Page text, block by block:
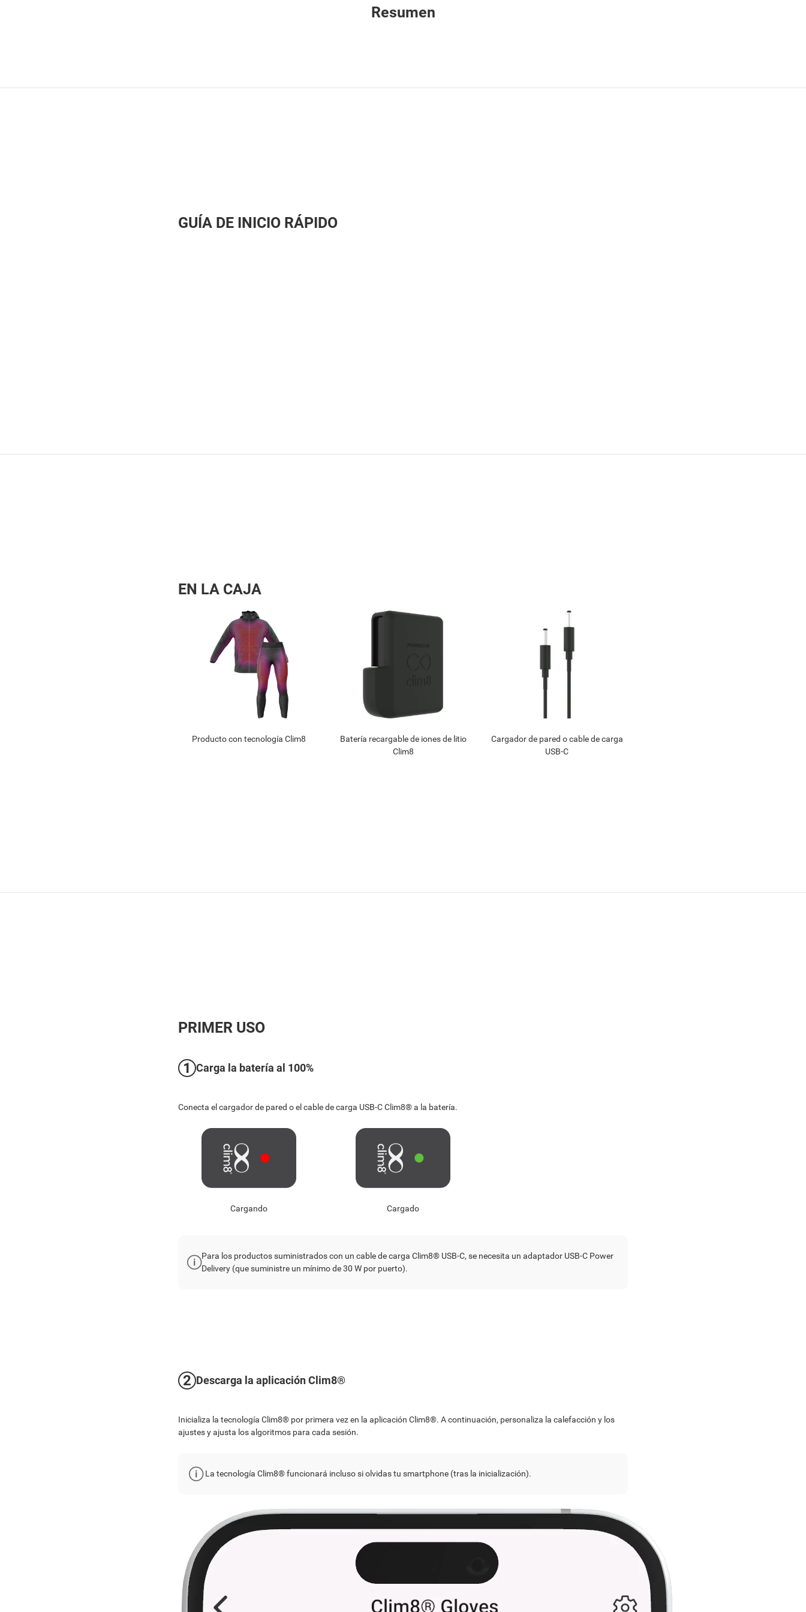
Resumen
GUÍA DE INICIO RÁPIDO
EN LA CAJA
Producto con tecnología Clim8
Batería recargable de iones de litio
Clim8
Cargador de pared o cable de carga
USB-C
PRIMER USO
1 Carga la batería al 100%
Conecta el cargador de pared o el cable de carga USB-C Clim8® a la batería.
Cargando Cargado
Para los productos suministrados con un cable de carga Clim8® USB-C, se necesita un adaptador USB-C Power
Delivery (que suministre un mínimo de 30 W por puerto).
2 Descarga la aplicación Clim8®
Inicializa la tecnología Clim8® por primera vez en la aplicación Clim8®. A continuación, personaliza la calefacción y los
ajustes y ajusta los algoritmos para cada sesión.
La tecnología Clim8® funcionará incluso si olvidas tu smartphone (tras la inicialización).